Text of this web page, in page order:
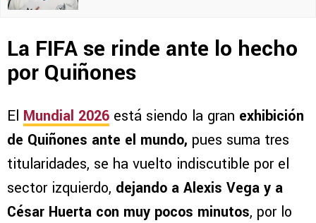
La FIFA se rinde ante lo hecho
por Quiñones
El Mundial 2026 está siendo la gran exhibición
de Quiñones ante el mundo, pues suma tres
titularidades, se ha vuelto indiscutible por el
sector izquierdo, dejando a Alexis Vega y a
César Huerta con muy pocos minutos, por lo